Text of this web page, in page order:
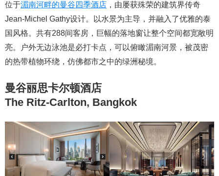
位于湄南河畔的曼谷四季酒店 ，由屡获殊荣的建筑界传奇
Jean-Michel Gathy设计。以水景为主导，并融入了优雅的泰
国风格。共有288间客房，巨幅的落地窗让整个空间都宽敞明
亮。户外无边泳池是必打卡点，可以俯瞰湄南河景，被茂密
的热带植物环绕，仿佛都市之中的绿洲秘境。
曼谷丽思卡尔顿酒店
The Ritz-Carlton, Bangkok